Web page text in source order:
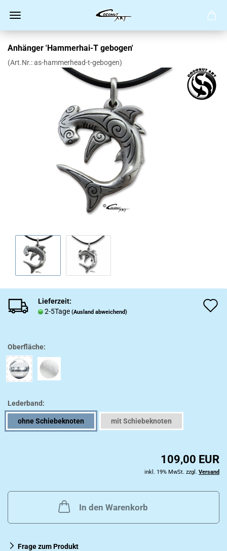
Anhänger 'Hammerhai-T gebogen'
(Art.Nr.:as-hammerhead-t-gebogen)
Lieferzeit:
2-5Tage (Ausland abweichend)
Oberfläche:
Lederband:
ohne Schiebeknoten mit Schiebeknoten
109,00 EUR
inkl. 19% MwSt. zzgl. Versand
In den Warenkorb
Frage zum Produkt